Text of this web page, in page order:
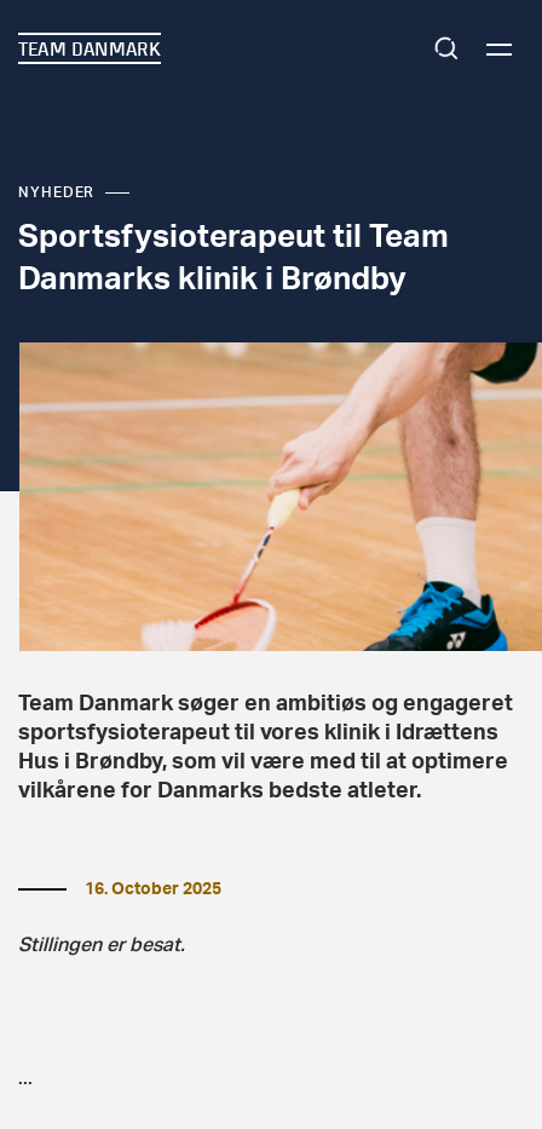
TEAM DANMARK
NYHEDER
Sportsfysioterapeut til Team
Danmarks klinik i Brøndby
Team Danmark søger en ambitiøs og engageret
sportsfysioterapeut til vores klinik i Idrættens
Hus i Brøndby, som vil være med til at optimere
vilkårene for Danmarks bedste atleter.
16. October 2025
Stillingen er besat.
...